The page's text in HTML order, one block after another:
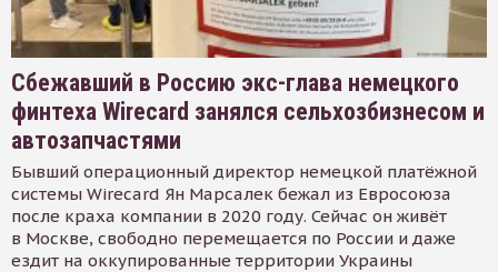
Сбежавший в Россию экс-глава немецкого
финтеха Wirecard занялся сельхозбизнесом и
автозапчастями
Бывший операционный директор немецкой платёжной
системы Wirecard Ян Марсалек бежал из Евросоюза
после краха компании в 2020 году. Сейчас он живёт
в Москве, свободно перемещается по России и даже
ездит на оккупированные территории Украины